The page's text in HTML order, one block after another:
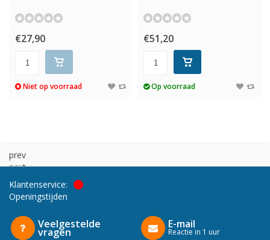
€27,90
Niet op voorraad
€51,20
Op voorraad
prev
next
Klantenservice:
Openingstijden
Veelgestelde
vragen
E-mail
Reactie in 1 uur